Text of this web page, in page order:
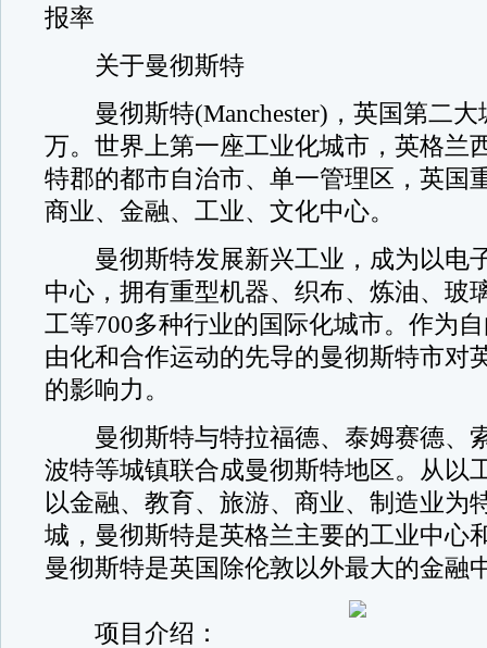
报率
关于曼彻斯特
曼彻斯特(Manchester)，英国第二大
万。世界上第一座工业化城市，英格兰
特郡的都市自治市、单一管理区，英国
商业、金融、工业、文化中心。
曼彻斯特发展新兴工业，成为以电
中心，拥有重型机器、织布、炼油、玻
工等700多种行业的国际化城市。作为
由化和合作运动的先导的曼彻斯特市对
的影响力。
曼彻斯特与特拉福德、泰姆赛德、
波特等城镇联合成曼彻斯特地区。从以
以金融、教育、旅游、商业、制造业为
城，曼彻斯特是英格兰主要的工业中心
曼彻斯特是英国除伦敦以外最大的金融
项目介绍：